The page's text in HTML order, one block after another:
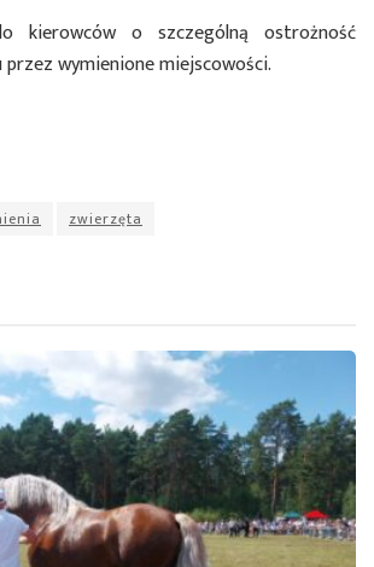
kierowców o szczególną ostrożność
wymienione miejscowości.
zwierzęta